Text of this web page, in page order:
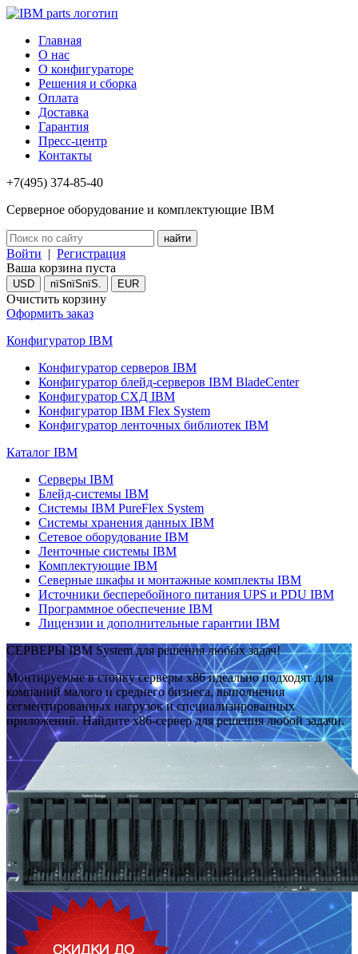
Главная
О нас
О конфигураторе
Решения и сборка
Оплата
Доставка
Гарантия
Пресс-центр
Контакты
+7(495) 374-85-40
Серверное оборудование и комплектующие IBM
Войти | Регистрация
Ваша корзина пуста
USD пїЅпїЅпїЅ. EUR
Очистить корзину
Оформить заказ
Конфигуратор IBM
Конфигуратор серверов IBM
Конфигуратор блейд-серверов IBM BladeCenter
Конфигуратор СХД IBM
Конфигуратор IBM Flex System
Конфигуратор ленточных библиотек IBM
Каталог IBM
Серверы IBM
Блейд-системы IBM
Системы IBM PureFlex System
Системы хранения данных IBM
Сетевое оборудование IBM
Ленточные системы IBM
Комплектующие IBM
Северные шкафы и монтажные комплекты IBM
Источники бесперебойного питания UPS и PDU IBM
Программное обеспечение IBM
Лицензии и дополнительные гарантии IBM
СЕРВЕРЫ IBM System для решения любых задач!
Монтируемые в стойку серверы x86 идеально подходят для
компаний малого и среднего бизнеса, выполнения
сегментированных нагрузок и специализированных
приложений. Найдите x86-сервер для решения любой задачи.